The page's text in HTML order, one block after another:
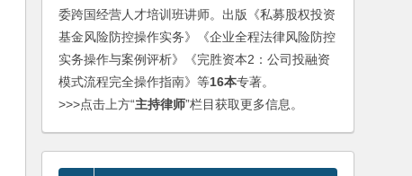
委跨国经营人才培训班讲师。出版《私募股权投资
基金风险防控操作实务》《企业全程法律风险防控
实务操作与案例评析》《完胜资本2：公司投融资
模式流程完全操作指南》等16本专著。
>>>点击上方“主持律师”栏目获取更多信息。